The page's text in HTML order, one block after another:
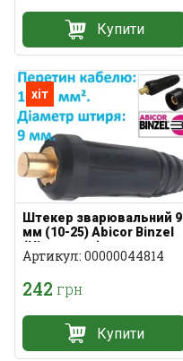
Купити
хіт
Штекер зварювальний 9
мм (10-25) Abicor Binzel
(Німеччина)
Артикул: 00000044814
242 грн
Купити